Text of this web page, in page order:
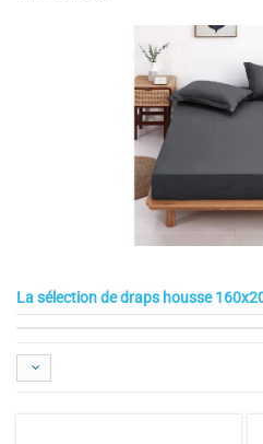
La sélection de draps housse